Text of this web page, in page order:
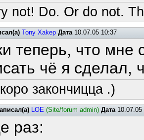
not! Do. Or do not.
Tony Xakep Дата10.07.05 10:37
теперь, что мне
чё я сделал,
закончицца .)
LOE (Site/forum admin) Дата10.07.05
раз: